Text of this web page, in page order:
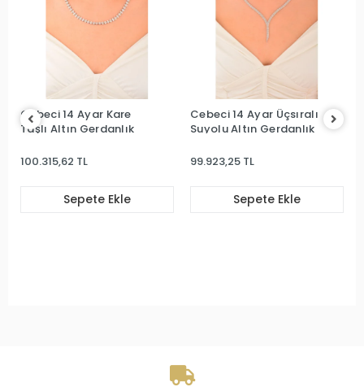
Cebeci 14 Ayar Kare
Taşlı Altın Gerdanlık
100.315,62 TL
Sepete Ekle
Cebeci 14 Ayar Üçsıralı
Suyolu Altın Gerdanlık
99.923,25 TL
Sepete Ekle